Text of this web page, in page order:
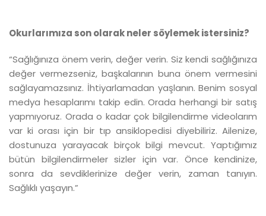
Okurlarımıza son olarak neler söylemek istersiniz?
“Sağlığınıza önem verin, değer verin. Siz kendi sağlığınıza
değer vermezseniz, başkalarının buna önem vermesini
sağlayamazsınız. İhtiyarlamadan yaşlanın. Benim sosyal
medya hesaplarımı takip edin. Orada herhangi bir satış
yapmıyoruz. Orada o kadar çok bilgilendirme videolarım
var ki orası için bir tıp ansiklopedisi diyebiliriz. Ailenize,
dostunuza yarayacak birçok bilgi mevcut. Yaptığımız
bütün bilgilendirmeler sizler için var. Önce kendinize,
sonra da sevdiklerinize değer verin, zaman tanıyın.
Sağlıklı yaşayın.”